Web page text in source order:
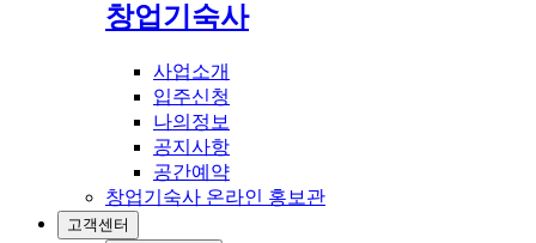
창업기숙사
사업소개
입주신청
나의정보
공지사항
공간예약
창업기숙사 온라인 홍보관
고객센터